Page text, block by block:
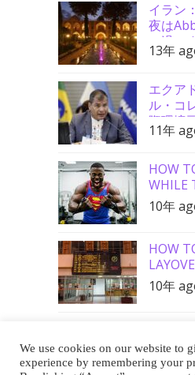
イラン
夜は
に過ごす
13年
エクア
ル・コ
際環境
を要請
11年
HOW
WHILE
10年
HOW
10年
Buy Me a
We use cookies on our website to
experience by remembering your